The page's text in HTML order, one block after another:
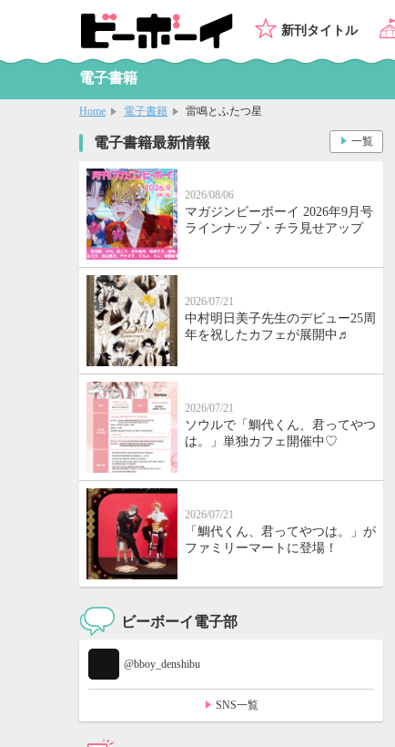
新刊タイトル
電子書籍
Home 電子書籍 雷鳴とふたつ星
電子書籍最新情報
2026/08/06
マガジンビーボーイ 2026年9月号
ラインナップ・チラ見せアップ
2026/07/21
中村明日美子先生のデビュー25周
年を祝したカフェが展開中♬
2026/07/21
ソウルで「鯛代くん、君ってやつ
は。」単独カフェ開催中♡
2026/07/21
「鯛代くん、君ってやつは。」が
ファミリーマートに登場！
一覧
ビーボーイ電子部
@bboy_denshibu
SNS一覧